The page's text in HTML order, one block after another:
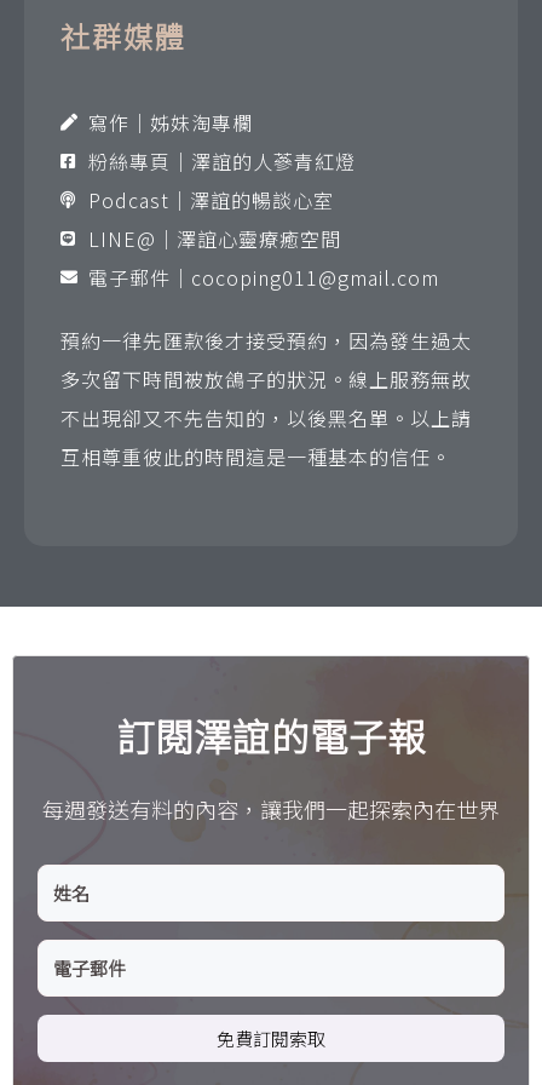
社群媒體
寫作｜姊妹淘專欄
粉絲專頁｜澤誼的人蔘青紅燈
Podcast｜澤誼的暢談心室
LINE@｜澤誼心靈療癒空間
電子郵件｜ cocoping011@gmail.com
預約一律先匯款後才接受預約，因為發生過太
多次留下時間被放鴿子的狀況。線上服務無故
不出現卻又不先告知的，以後黑名單。以上請
互相尊重彼此的時間這是一種基本的信任。
訂閱澤誼的電子報
每週發送有料的內容，讓我們一起探索內在世界
免費訂閱索取